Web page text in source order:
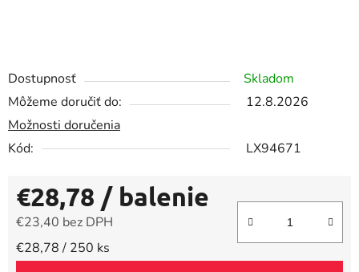
Dostupnosť
Skladom
Môžeme doručiť do:
12.8.2026
Možnosti doručenia
Kód:
LX94671
€28,78 / balenie
€23,40 bez DPH
Jednotková cena:
€28,78 / 250 ks